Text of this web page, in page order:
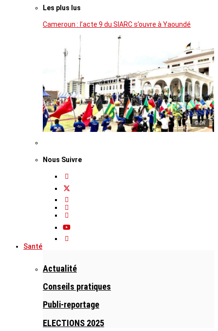
Les plus lus
Cameroun : l’acte 9 du SIARC s’ouvre à Yaoundé
© DR
Nous Suivre
Santé
Actualité
Conseils pratiques
Publi-reportage
ELECTIONS 2025